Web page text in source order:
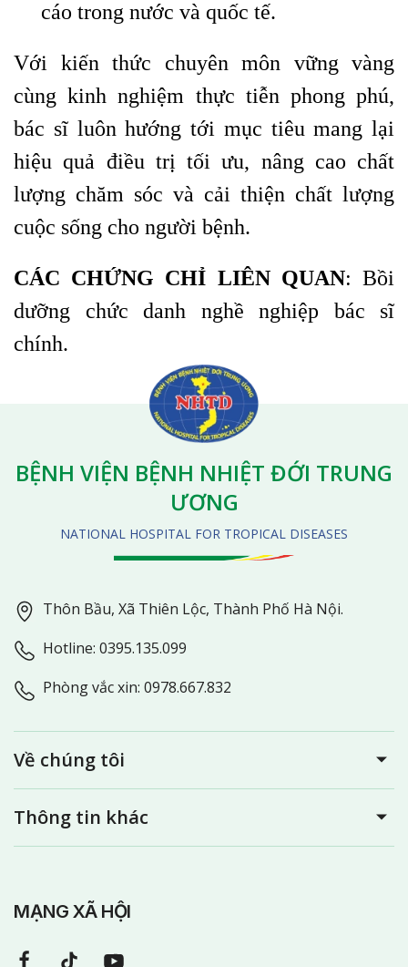
cáo trong nước và quốc tế.
Với kiến thức chuyên môn vững vàng
cùng kinh nghiệm thực tiễn phong phú,
bác sĩ luôn hướng tới mục tiêu mang lại
hiệu quả điều trị tối ưu, nâng cao chất
lượng chăm sóc và cải thiện chất lượng
cuộc sống cho người bệnh.
CÁC CHỨNG CHỈ LIÊN QUAN: Bồi
dưỡng chức danh nghề nghiệp bác sĩ
chính.
BỆNH VIỆN BỆNH NHIỆT ĐỚI TRUNG
ƯƠNG
NATIONAL HOSPITAL FOR TROPICAL DISEASES
Thôn Bầu, Xã Thiên Lộc, Thành Phố Hà Nội.
Hotline: 0395.135.099
Phòng vắc xin: 0978.667.832
Về chúng tôi
Thông tin khác
MẠNG XÃ HỘI